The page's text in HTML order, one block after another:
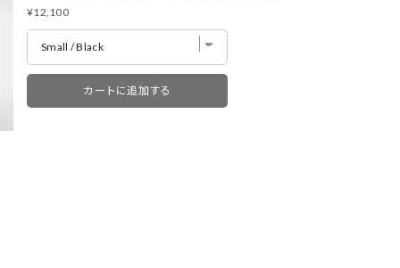
Price
¥12,100
カートに追加する